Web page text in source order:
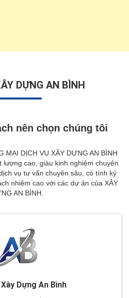
DỰNG AN BÌNH
nên chọn chúng tôi
MẠI DỊCH VỤ XÂY DỰNG AN BÌNH
lượng cao, giàu kinh nghiệm chuyên
vụ tư vấn chuyên sâu, có tính kỷ
nhiệm cao với các dự án của XÂY
AN BÌNH.
Dựng An Bình